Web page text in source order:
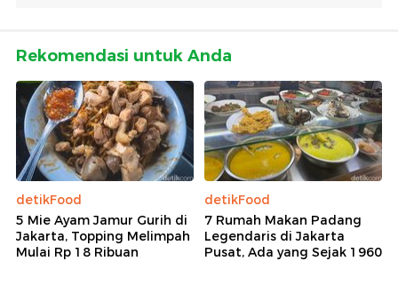
Rekomendasi untuk Anda
detikFood
5 Mie Ayam Jamur Gurih di
Jakarta, Topping Melimpah
Mulai Rp 18 Ribuan
detikFood
7 Rumah Makan Padang
Legendaris di Jakarta
Pusat, Ada yang Sejak 1960